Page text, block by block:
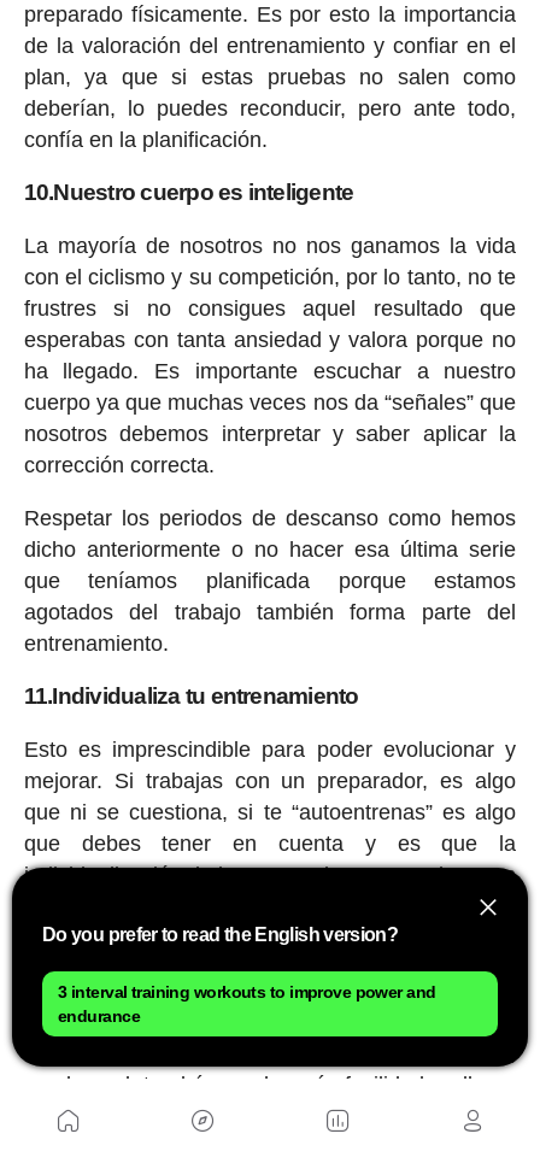
preparado físicamente. Es por esto la importancia
de la valoración del entrenamiento y confiar en el
plan, ya que si estas pruebas no salen como
deberían, lo puedes reconducir, pero ante todo,
confía en la planificación.
10.Nuestro cuerpo es inteligente
La mayoría de nosotros no nos ganamos la vida
con el ciclismo y su competición, por lo tanto, no te
frustres si no consigues aquel resultado que
esperabas con tanta ansiedad y valora porque no
ha llegado. Es importante escuchar a nuestro
cuerpo ya que muchas veces nos da “señales” que
nosotros debemos interpretar y saber aplicar la
corrección correcta.
Respetar los periodos de descanso como hemos
dicho anteriormente o no hacer esa última serie
que teníamos planificada porque estamos
agotados del trabajo también forma parte del
entrenamiento.
11.Individualiza tu entrenamiento
Esto es imprescindible para poder evolucionar y
mejorar. Si trabajas con un preparador, es algo
que ni se cuestiona, si te “autoentrenas” es algo
que debes tener en cuenta y es que la
individualización de las zonas de entrenamiento en
función de tus umbrales o otras variables es
básica.
Sin poder individualizar la intensidad o el volumen
es muy fácil llegar a acumular mucha fatiga al no
tener bien ajustadas tus zonas de entrenamiento,
con lo cual, tendrás mucha más facilidad en llegar
a una situación de sobrecarga o
Do you prefer to read the English version?
3 interval training workouts to improve power and
endurance